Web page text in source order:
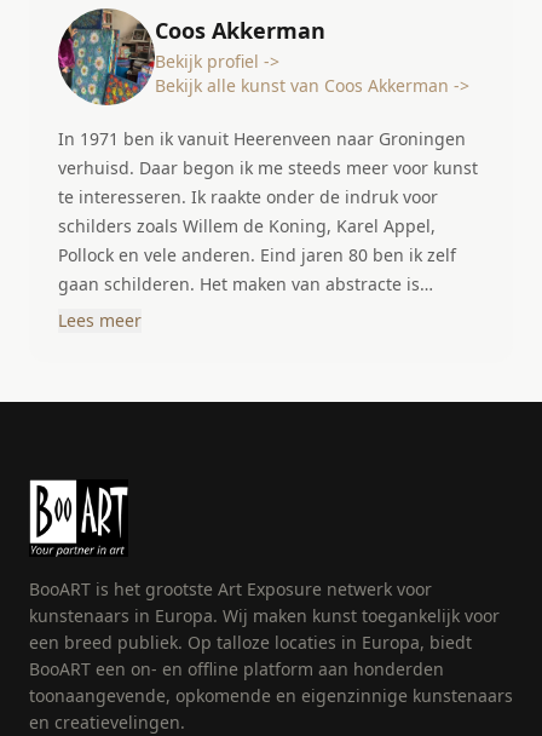
Coos Akkerman
Bekijk profiel ->
Bekijk alle kunst van Coos Akkerman ->
In 1971 ben ik vanuit Heerenveen naar Groningen
verhuisd. Daar begon ik me steeds meer voor kunst
te interesseren. Ik raakte onder de indruk voor
schilders zoals Willem de Koning, Karel Appel,
Pollock en vele anderen. Eind jaren 80 ben ik zelf
gaan schilderen. Het maken van abstracte is
sindsdien mijn passie geworden. Ik schilder puur
geen beperkingen op. Ik schilder om mezelf en
beeldtaal.
Meer info is ter zien op https:coos1–-2.exto.nl Email:
Lees meer
BooART is het grootste Art Exposure netwerk voor
kunstenaars in Europa. Wij maken kunst toegankelijk voor
een breed publiek. Op talloze locaties in Europa, biedt
BooART een on- en offline platform aan honderden
toonaangevende, opkomende en eigenzinnige kunstenaars
en creatievelingen.